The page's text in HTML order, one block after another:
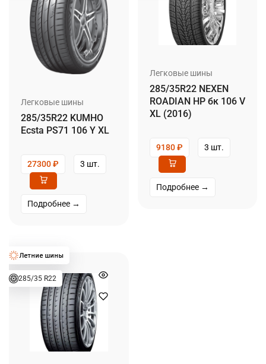
Легковые шины
285/35R22 KUMHO
Ecsta PS71 106 Y XL
27300₽ 3 шт.
Подробнее →
Легковые шины
285/35R22 NEXEN
ROADIAN HP бк 106 V
XL (2016)
9180₽ 3 шт.
Подробнее →
285/35 R22